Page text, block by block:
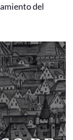
del